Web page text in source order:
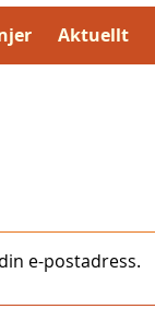
Aktuellt
e-postadress.